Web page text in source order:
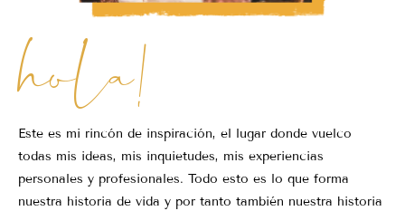
hola!
Este es mi rincón de inspiración, el lugar donde vuelco
todas mis ideas, mis inquietudes, mis experiencias
personales y profesionales. Todo esto es lo que forma
nuestra historia de vida y por tanto también nuestra historia